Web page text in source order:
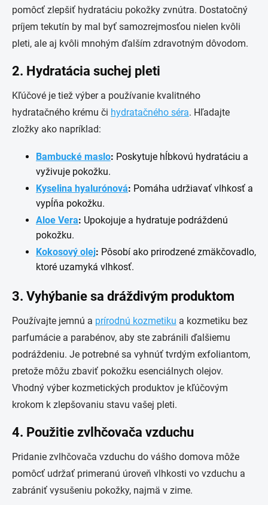
pomôcť zlepšiť hydratáciu pokožky zvnútra. Dostatočný
príjem tekutín by mal byť samozrejmosťou nielen kvôli
pleti, ale aj kvôli mnohým ďalším zdravotným dôvodom.
2. Hydratácia suchej pleti
Kľúčové je tiež výber a používanie kvalitného
hydratačného krému či hydratačného séra. Hľadajte
zložky ako napríklad:
Bambucké maslo: Poskytuje hĺbkovú hydratáciu a
vyživuje pokožku.
Kyselina hyalurónová: Pomáha udržiavať vlhkosť a
vypĺňa pokožku.
Aloe Vera: Upokojuje a hydratuje podráždenú
pokožku.
Kokosový olej: Pôsobí ako prirodzené zmäkčovadlo,
ktoré uzamyká vlhkosť.
3. Vyhýbanie sa dráždivým produktom
Používajte jemnú a prírodnú kozmetiku a kozmetiku bez
parfumácie a parabénov, aby ste zabránili ďalšiemu
podráždeniu. Je potrebné sa vyhnúť tvrdým exfoliantom,
pretože môžu zbaviť pokožku esenciálnych olejov.
Vhodný výber kozmetických produktov je kľúčovým
krokom k zlepšovaniu stavu vašej pleti.
4. Použitie zvlhčovača vzduchu
Pridanie zvlhčovača vzduchu do vášho domova môže
pomôcť udržať primeranú úroveň vlhkosti vo vzduchu a
zabrániť vysušeniu pokožky, najmä v zime.